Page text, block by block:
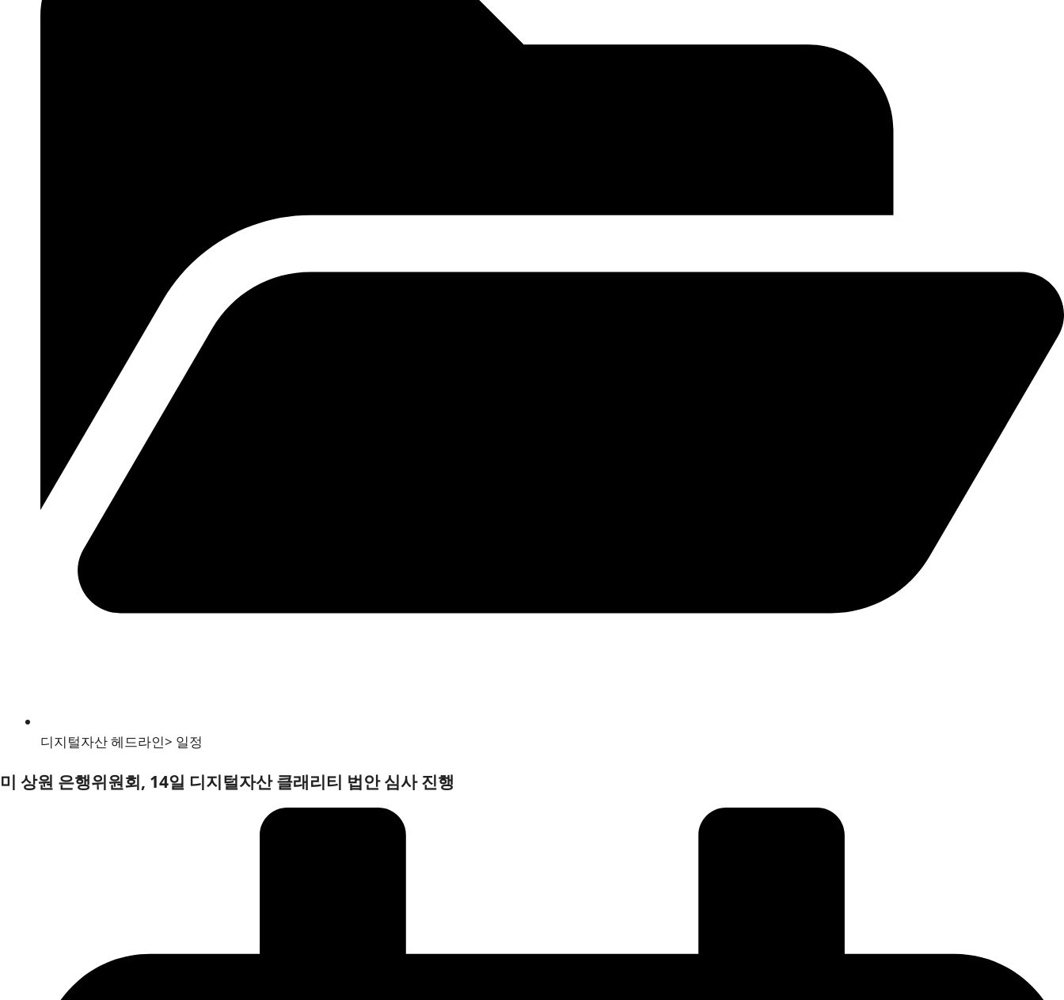
디지털자산 헤드라인> 일정
미 상원 은행위원회, 14일 디지털자산 클래리티 법안 심사 진행